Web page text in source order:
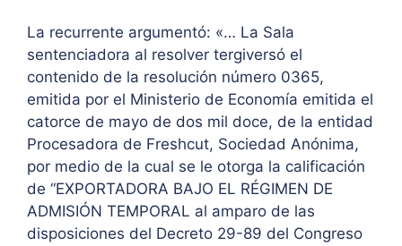
La recurrente argumentó: «… La Sala
sentenciadora al resolver tergiversó el
contenido de la resolución número 0365,
emitida por el Ministerio de Economía emitida el
catorce de mayo de dos mil doce, de la entidad
Procesadora de Freshcut, Sociedad Anónima,
por medio de la cual se le otorga la calificación
de “EXPORTADORA BAJO EL RÉGIMEN DE
ADMISIÓN TEMPORAL al amparo de las
disposiciones del Decreto 29-89 del Congreso